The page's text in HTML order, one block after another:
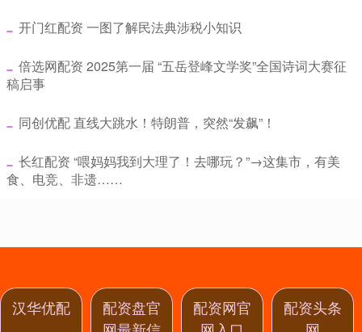
​开门红配资 一图了解民法典涉税小知识
​倍选网配资 2025第一届 “五岳登峰文学奖”全国诗词大赛征
稿启事
​同创优配 直线大跳水！特朗普，突然“发飙”！
​长红配资 “喂妈妈我到大理了！去哪玩？”→这集市，有美
食、电竞、非遗……
汉华优配
配资盘官
配资网官
配资头条